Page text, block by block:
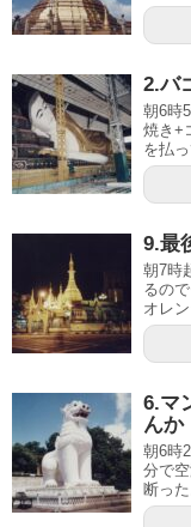
2.バ
朝6時
焼き+
を払
9.最
朝7時
るの
オレ
6.マ
んか
朝6時
分で
断っ